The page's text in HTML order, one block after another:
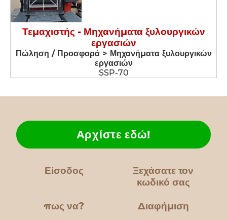
Τεμαχιστής - Μηχανήματα ξυλουργικών
εργασιών
Πώληση / Προσφορά > Μηχανήματα ξυλουργικών
εργασιών
SSP-70
Είσοδος
Ξεχάσατε τον
κωδικό σας
πως να?
Αρχίστε εδώ!
Διαφήμιση